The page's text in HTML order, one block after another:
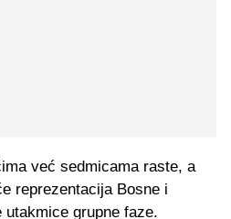
već sedmicama raste, a
reprezentacija Bosne i
grupne faze.